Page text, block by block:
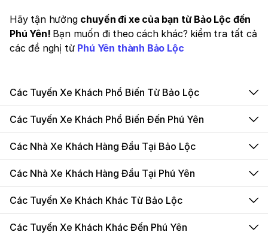
Hãy tận hưởng chuyến đi xe của bạn từ Bảo Lộc đến
Phú Yên! Bạn muốn đi theo cách khác? kiểm tra tất cả
các đề nghị từ Phú Yên thành Bảo Lộc
Các Tuyến Xe Khách Phổ Biến Từ Bảo Lộc
Các Tuyến Xe Khách Phổ Biến Đến Phú Yên
Các Nhà Xe Khách Hàng Đầu Tại Bảo Lộc
Các Nhà Xe Khách Hàng Đầu Tại Phú Yên
Các Tuyến Xe Khách Khác Từ Bảo Lộc
Các Tuyến Xe Khách Khác Đến Phú Yên